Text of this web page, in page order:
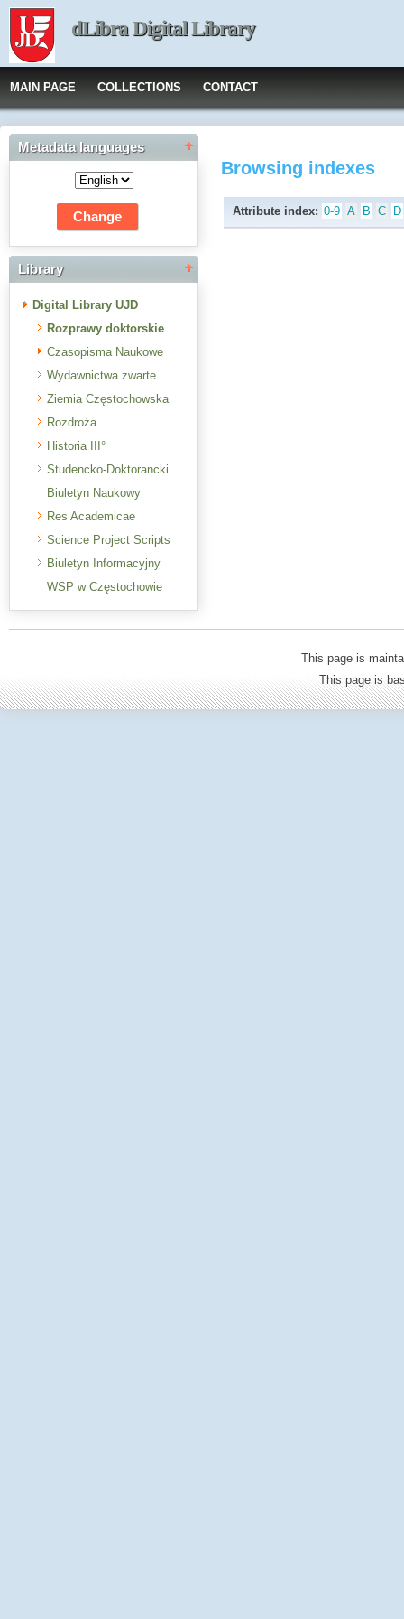
dLibra Digital Library
MAIN PAGE COLLECTIONS CONTACT
Metadata languages
Library
Digital Library UJD
Rozprawy doktorskie
Czasopisma Naukowe
Wydawnictwa zwarte
Ziemia Częstochowska
Rozdroża
Historia III°
Studencko-Doktorancki
Biuletyn Naukowy
Res Academicae
Science Project Scripts
Biuletyn Informacyjny
WSP w Częstochowie
Browsing indexes
Attribute index: 0-9 A B C D
This page is
This page is